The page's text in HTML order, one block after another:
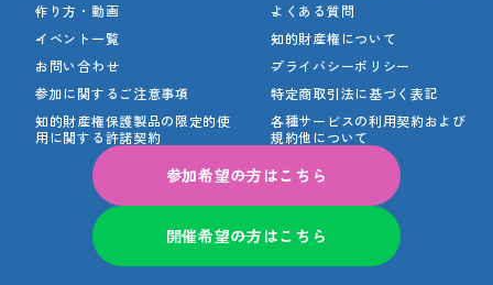
作り方・動画
よくある質問
イベント一覧
知的財産権について
お問い合わせ
プライバシーポリシー
参加に関するご注意事項
特定商取引法に基づく表記
知的財産権保護製品の限定的使
用に関する許諾契約
各種サービスの利用契約および
規約他について
参加希望の方はこちら
開催希望の方はこちら